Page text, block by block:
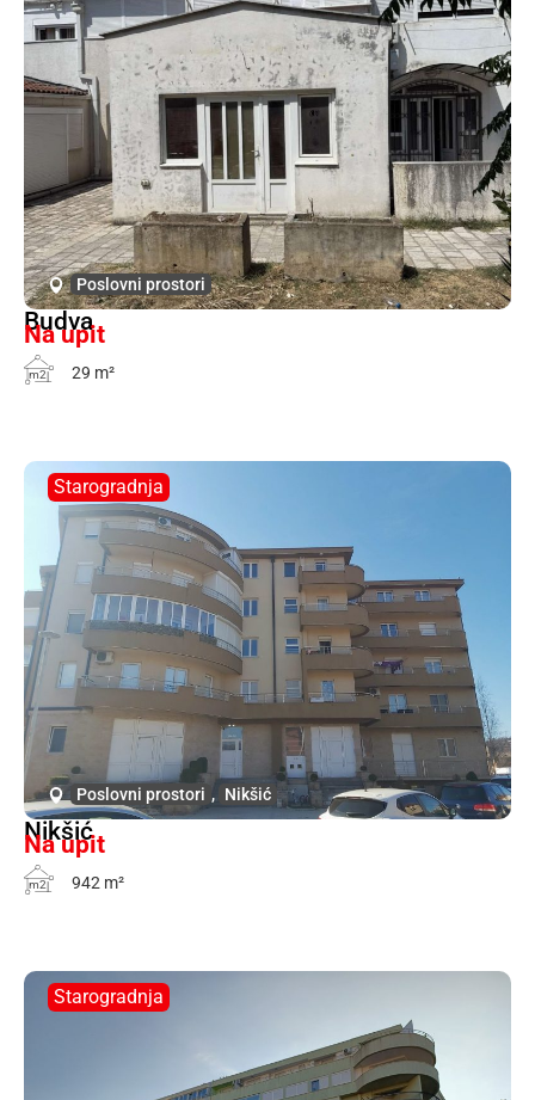
Poslovni prostori
Budva
Na upit
m2 29 m²
Starogradnja
Poslovni prostori , Nikšić
Nikšić
Na upit
m2 942 m²
Starogradnja